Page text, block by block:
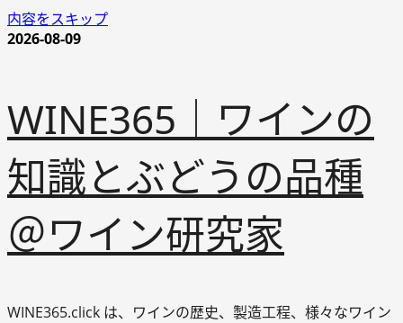
内容をスキップ
2026-08-09
WINE365｜ワインの
知識とぶどうの品種
＠ワイン研究家
WINE365.click は、ワインの歴史、製造工程、様々なワイン